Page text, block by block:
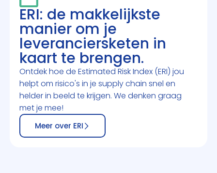
ERI: de makkelijkste
manier om je
leveranciersketen in
kaart te brengen.
Ontdek hoe de Estimated Risk Index (ERI) jou
helpt om risico's in je supply chain snel en
helder in beeld te krijgen. We denken graag
met je mee!
Meer over ERI